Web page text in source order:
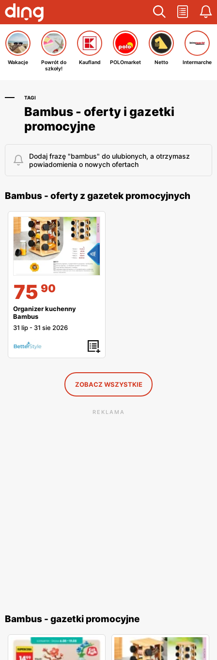
Wakacje
Powrót do
szkoły!
Kaufland POLOmarket Netto Intermarche
TAGI
Bambus - oferty i gazetki
promocyjne
Dodaj frazę "bambus" do ulubionych, a otrzymasz
powiadomienia o nowych ofertach
Bambus - oferty z gazetek promocyjnych
75 90
Organizer kuchenny
Bambus
31 lip - 31 sie 2026
ZOBACZ WSZYSTKIE
REKLAMA
Bambus - gazetki promocyjne